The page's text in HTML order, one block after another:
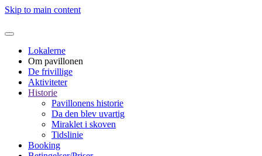
Skip to main content
Lokalerne
Om pavillonen
De frivillige
Aktiviteter
Historie
Pavillonens historie
Da den blev uvartig
Miraklet i skoven
Tidslinie
Booking